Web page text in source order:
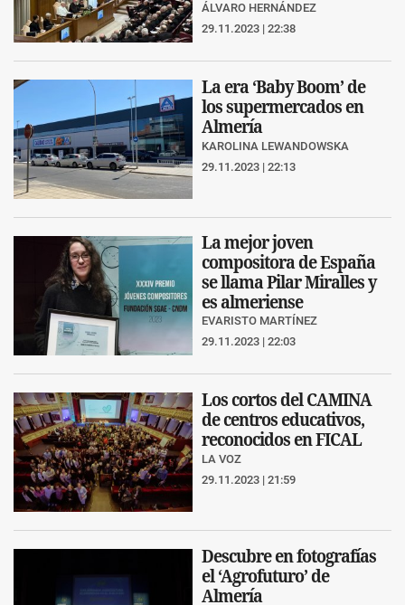
ÁLVARO HERNÁNDEZ
29.11.2023 | 22:38
La era ‘Baby Boom’ de
los supermercados en
Almería
KAROLINA LEWANDOWSKA
29.11.2023 | 22:13
La mejor joven
compositora de España
se llama Pilar Miralles y
es almeriense
EVARISTO MARTÍNEZ
29.11.2023 | 22:03
Los cortos del CAMINA
de centros educativos,
reconocidos en FICAL
LA VOZ
29.11.2023 | 21:59
Descubre en fotografías
el ‘Agrofuturo’ de
Almería